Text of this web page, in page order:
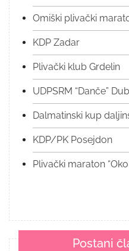
Omiški plivački
KDP Zadar
Plivački klub Grdelin
UDPSRM “Danče”
Dalmatinski kup
KDP/PK Posejdon
Plivački maraton
Postani